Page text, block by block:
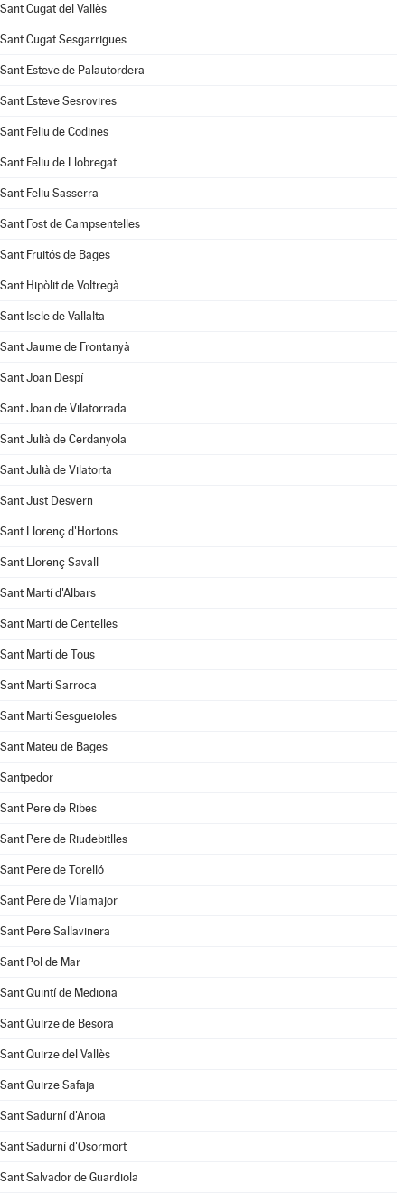
Sant Cugat del Vallès
Sant Cugat Sesgarrigues
Sant Esteve de Palautordera
Sant Esteve Sesrovires
Sant Feliu de Codines
Sant Feliu de Llobregat
Sant Feliu Sasserra
Sant Fost de Campsentelles
Sant Fruitós de Bages
Sant Hipòlit de Voltregà
Sant Iscle de Vallalta
Sant Jaume de Frontanyà
Sant Joan Despí
Sant Joan de Vilatorrada
Sant Julià de Cerdanyola
Sant Julià de Vilatorta
Sant Just Desvern
Sant Llorenç d'Hortons
Sant Llorenç Savall
Sant Martí d'Albars
Sant Martí de Centelles
Sant Martí de Tous
Sant Martí Sarroca
Sant Martí Sesgueioles
Sant Mateu de Bages
Santpedor
Sant Pere de Ribes
Sant Pere de Riudebitlles
Sant Pere de Torelló
Sant Pere de Vilamajor
Sant Pere Sallavinera
Sant Pol de Mar
Sant Quintí de Mediona
Sant Quirze de Besora
Sant Quirze del Vallès
Sant Quirze Safaja
Sant Sadurní d'Anoia
Sant Sadurní d'Osormort
Sant Salvador de Guardiola